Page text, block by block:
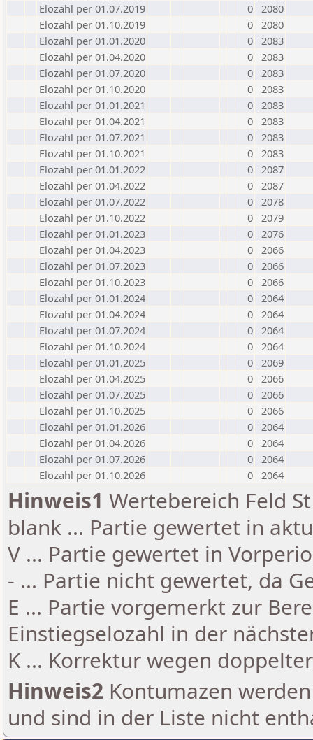
Elozahl per 01.07.2019
0 2080
Elozahl per 01.10.2019
0 2080
Elozahl per 01.01.2020
0 2083
Elozahl per 01.04.2020
0 2083
Elozahl per 01.07.2020
0 2083
Elozahl per 01.10.2020
0 2083
Elozahl per 01.01.2021
0 2083
Elozahl per 01.04.2021
0 2083
Elozahl per 01.07.2021
0 2083
Elozahl per 01.10.2021
0 2083
Elozahl per 01.01.2022
0 2087
Elozahl per 01.04.2022
0 2087
Elozahl per 01.07.2022
0 2078
Elozahl per 01.10.2022
0 2079
Elozahl per 01.01.2023
0 2076
Elozahl per 01.04.2023
0 2066
Elozahl per 01.07.2023
0 2066
Elozahl per 01.10.2023
0 2066
Elozahl per 01.01.2024
0 2064
Elozahl per 01.04.2024
0 2064
Elozahl per 01.07.2024
0 2064
Elozahl per 01.10.2024
0 2064
Elozahl per 01.01.2025
0 2069
Elozahl per 01.04.2025
0 2066
Elozahl per 01.07.2025
0 2066
Elozahl per 01.10.2025
0 2066
Elozahl per 01.01.2026
0 2064
Elozahl per 01.04.2026
0 2064
Elozahl per 01.07.2026
0 2064
Elozahl per 01.10.2026
0 2064
Hinweis1 Wertebereich Feld
blank ... Partie gewertet in
V ... Partie gewertet in
- ... Partie nicht gewertet, da
E ... Partie vorgemerkt zur
Einstiegselozahl in der
K ... Korrektur wegen
Hinweis2 Kontumazen
und sind in der Liste nicht